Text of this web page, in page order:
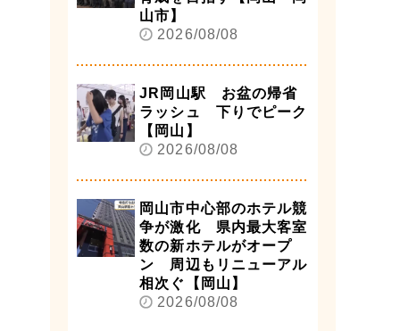
山市】
2026/08/08
JR岡山駅 お盆の帰省
ラッシュ 下りでピーク
【岡山】
2026/08/08
岡山市中心部のホテル競
争が激化 県内最大客室
数の新ホテルがオープ
ン 周辺もリニューアル
相次ぐ【岡山】
2026/08/08